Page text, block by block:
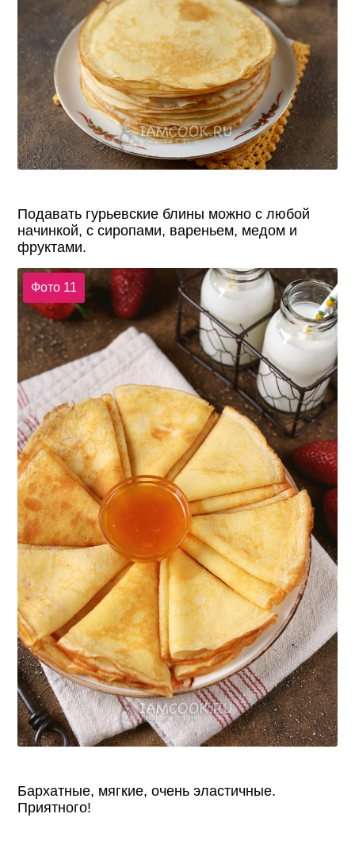
Подавать гурьевские блины можно с любой
начинкой, с сиропами, вареньем, медом и
фруктами.
Фото 11
Бархатные, мягкие, очень эластичные.
Приятного!